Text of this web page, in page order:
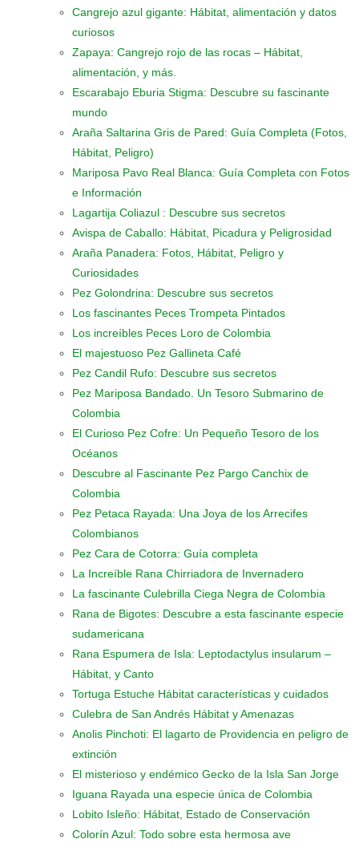
Cangrejo azul gigante: Hábitat, alimentación y datos
curiosos
Zapaya: Cangrejo rojo de las rocas – Hábitat,
alimentación, y más.
Escarabajo Eburia Stigma: Descubre su fascinante
mundo
Araña Saltarina Gris de Pared: Guía Completa (Fotos,
Hábitat, Peligro)
Mariposa Pavo Real Blanca: Guía Completa con Fotos
e Información
Lagartija Coliazul : Descubre sus secretos
Avispa de Caballo: Hábitat, Picadura y Peligrosidad
Araña Panadera: Fotos, Hábitat, Peligro y
Curiosidades
Pez Golondrina: Descubre sus secretos
Los fascinantes Peces Trompeta Pintados
Los increíbles Peces Loro de Colombia
El majestuoso Pez Gallineta Café
Pez Candil Rufo: Descubre sus secretos
Pez Mariposa Bandado. Un Tesoro Submarino de
Colombia
El Curioso Pez Cofre: Un Pequeño Tesoro de los
Océanos
Descubre al Fascinante Pez Pargo Canchix de
Colombia
Pez Petaca Rayada: Una Joya de los Arrecifes
Colombianos
Pez Cara de Cotorra: Guía completa
La Increíble Rana Chirriadora de Invernadero
La fascinante Culebrilla Ciega Negra de Colombia
Rana de Bigotes: Descubre a esta fascinante especie
sudamericana
Rana Espumera de Isla: Leptodactylus insularum –
Hábitat, y Canto
Tortuga Estuche Hábitat características y cuidados
Culebra de San Andrés Hábitat y Amenazas
Anolis Pinchoti: El lagarto de Providencia en peligro de
extinción
El misterioso y endémico Gecko de la Isla San Jorge
Iguana Rayada una especie única de Colombia
Lobito Isleño: Hábitat, Estado de Conservación
Colorín Azul: Todo sobre esta hermosa ave